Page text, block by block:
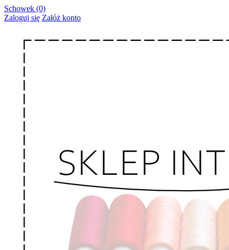
Schowek (0)
Zaloguj się Załóż konto